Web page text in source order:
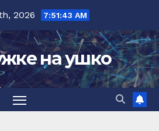
2026 7:51:44 AM
на ушко